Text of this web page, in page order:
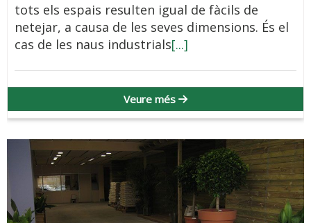
tots els espais resulten igual de fàcils de
netejar, a causa de les seves dimensions. És el
cas de les naus industrials[...]
Veure més